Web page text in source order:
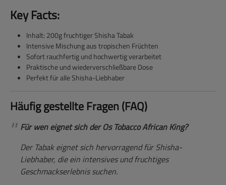
Key Facts:
Inhalt: 200g fruchtiger Shisha Tabak
Intensive Mischung aus tropischen Früchten
Sofort rauchfertig und hochwertig verarbeitet
Praktische und wiederverschließbare Dose
Perfekt für alle Shisha-Liebhaber
Häufig gestellte Fragen (FAQ)
Für wen eignet sich der Os Tobacco African King?
Der Tabak eignet sich hervorragend für Shisha-
Liebhaber, die ein intensives und fruchtiges
Geschmackserlebnis suchen.